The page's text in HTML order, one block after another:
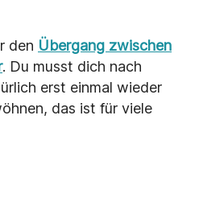
den Übergang zwischen
. Du musst dich nach
erst einmal wieder
das ist für viele